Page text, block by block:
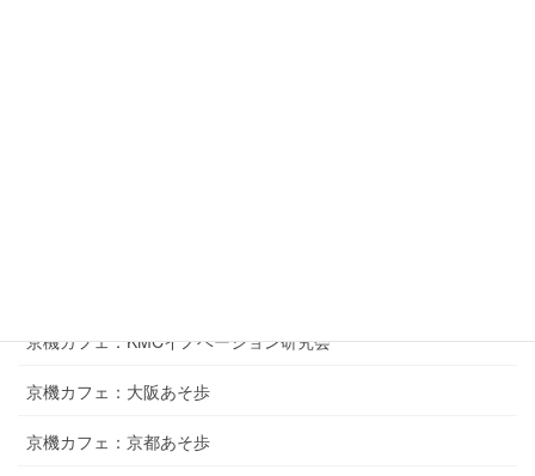
京機カフェ：KMCイノベーション研究会
京機カフェ：大阪あそ歩
京機カフェ：京都あそ歩